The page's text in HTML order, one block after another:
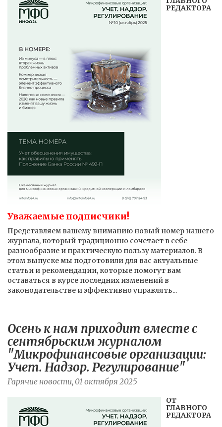
РЕДАКТОРА
Уважаемые подписчики!
Представляем вашему вниманию новый номер нашего
журнала, который традиционно сочетает в себе
разнообразие и практическую пользу материалов. В
этом выпуске мы подготовили для вас актуальные
статьи и рекомендации, которые помогут вам
оставаться в курсе последних изменений в
законодательстве и эффективно управлять...
Осень к нам приходит вместе с
сентябрьским журналом
"Микрофинансовые организации:
Учет. Надзор. Регулирование"
Гарячие новости, 01 октября 2025
ОТ
ГЛАВНОГО
РЕДАКТОРА